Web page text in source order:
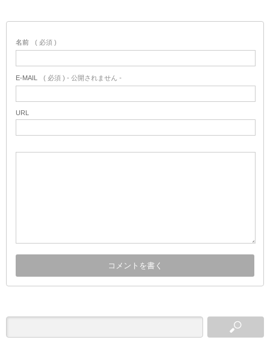
名前 ( 必須 )
E-MAIL ( 必須 ) - 公開されません -
URL